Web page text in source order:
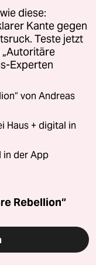
diese:
Kante gegen
Teste jetzt
„Autoritäre
Experten
von Andreas
Haus + digital in
in der App
Rebellion“